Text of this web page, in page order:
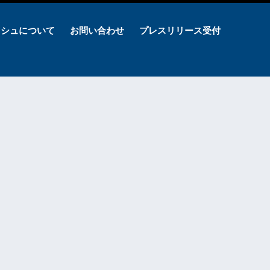
ュについて お問い合わせ プレスリリース受付